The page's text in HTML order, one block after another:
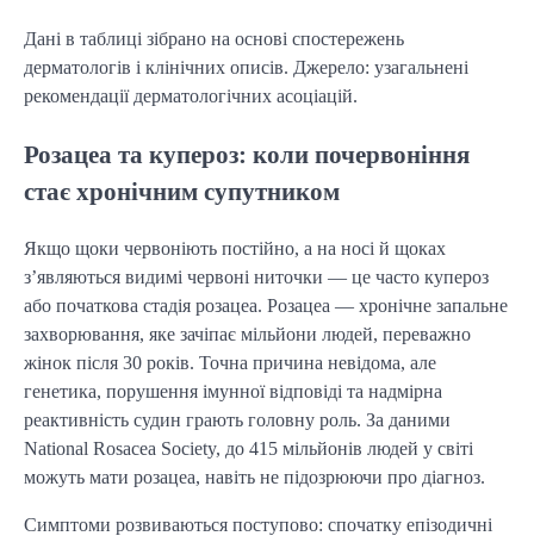
Дані в таблиці зібрано на основі спостережень
дерматологів і клінічних описів. Джерело: узагальнені
рекомендації дерматологічних асоціацій.
Розацеа та купероз: коли почервоніння
стає хронічним супутником
Якщо щоки червоніють постійно, а на носі й щоках
з’являються видимі червоні ниточки — це часто купероз
або початкова стадія розацеа. Розацеа — хронічне запальне
захворювання, яке зачіпає мільйони людей, переважно
жінок після 30 років. Точна причина невідома, але
генетика, порушення імунної відповіді та надмірна
реактивність судин грають головну роль. За даними
National Rosacea Society, до 415 мільйонів людей у світі
можуть мати розацеа, навіть не підозрюючи про діагноз.
Симптоми розвиваються поступово: спочатку епізодичні